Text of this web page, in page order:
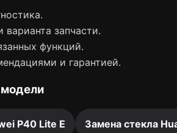
запчасти.
функций.
и гарантией.
модели
P40 Lite E Замена стекла